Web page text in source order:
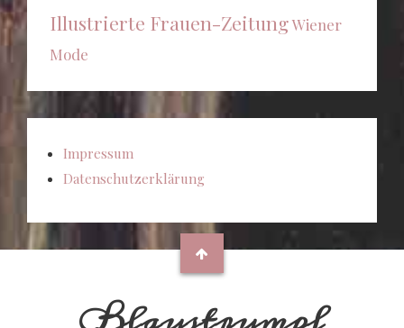
Illustrierte Frauen-ZeitungWiener
Mode
Impressum
Datenschutzerklärung